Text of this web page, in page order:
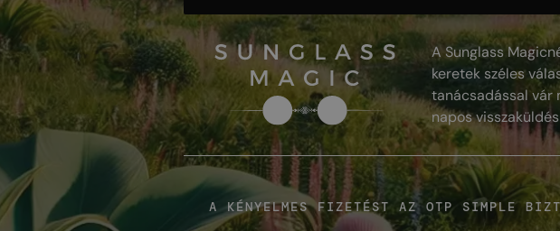
A Sunglass
keretek széles
tanácsadással vár
napos
A KÉNYELMES FIZETÉST AZ OTP SIMPLE